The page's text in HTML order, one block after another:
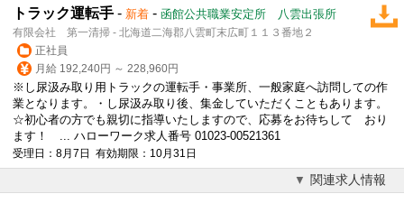
トラック運転手 - 新着 - 函館公共職業安定所 八雲出張所
有限会社 第一清掃 - 北海道二海郡八雲町末広町１１３番地２
正社員
月給 192,240円 ～ 228,960円
※し尿汲み取り用トラックの運転手・事業所、一般家庭へ訪問しての作
業となります。・し尿汲み取り後、集金していただくこともあります。
☆初心者の方でも親切に指導いたしますので、応募をお待ちして おり
ます！ ... ハローワーク求人番号 01023-00521361
受理日：8月7日 有効期限：10月31日
関連求人情報